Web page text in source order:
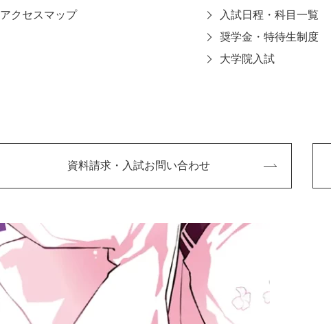
アクセスマップ
入試日程・科目一覧
奨学金・特待生制度
大学院入試
資料請求・入試お問い合わせ